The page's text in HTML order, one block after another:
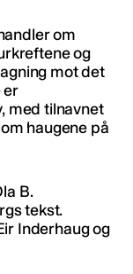
om
og
mot det
er
med tilnavnet
haugene på
B.
tekst.
Inderhaug og